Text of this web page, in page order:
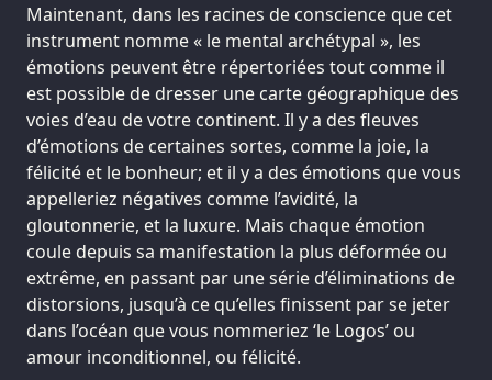
Maintenant, dans les racines de conscience que cet
instrument nomme « le mental archétypal », les
émotions peuvent être répertoriées tout comme il
est possible de dresser une carte géographique des
voies d’eau de votre continent. Il y a des fleuves
d’émotions de certaines sortes, comme la joie, la
félicité et le bonheur; et il y a des émotions que vous
appelleriez négatives comme l’avidité, la
gloutonnerie, et la luxure. Mais chaque émotion
coule depuis sa manifestation la plus déformée ou
extrême, en passant par une série d’éliminations de
distorsions, jusqu’à ce qu’elles finissent par se jeter
dans l’océan que vous nommeriez ‘le Logos’ ou
amour inconditionnel, ou félicité.